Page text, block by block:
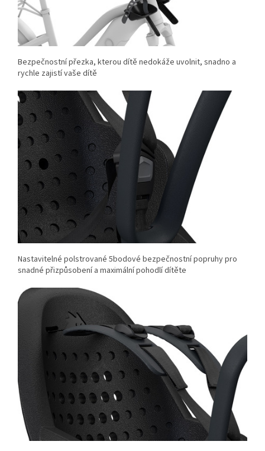
Bezpečnostní přezka, kterou dítě nedokáže uvolnit, snadno a
rychle zajistí vaše dítě
Nastavitelné polstrované 5bodové bezpečnostní popruhy pro
snadné přizpůsobení a maximální pohodlí dítěte